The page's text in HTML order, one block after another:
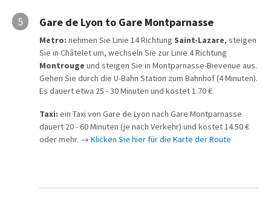
5 Gare de Lyon to Gare Montparnasse
Metro: nehmen Sie Linie 14 Richtung Saint-Lazare, steigen
Sie in Châtelet um, wechseln Sie zur Linie 4 Richtung
Montrouge und steigen Sie in Montparnasse-Bievenue aus.
Gehen Sie durch die U-Bahn Station zum Bahnhof (4 Minuten).
Es dauert etwa 25 - 30 Minuten und kostet 1.70 €.
Taxi: ein Taxi von Gare de Lyon nach Gare Montparnasse
dauert 20 - 60 Minuten (je nach Verkehr) und kostet 14.50 €
oder mehr. → Klicken Sie hier für die Karte der Route